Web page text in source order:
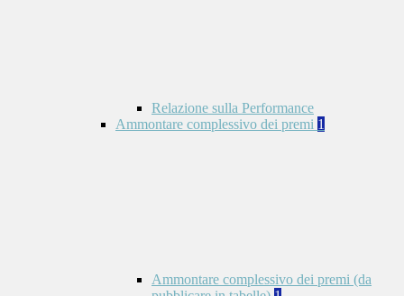
Relazione sulla Performance
Ammontare complessivo dei premi 1
Ammontare complessivo dei premi (da